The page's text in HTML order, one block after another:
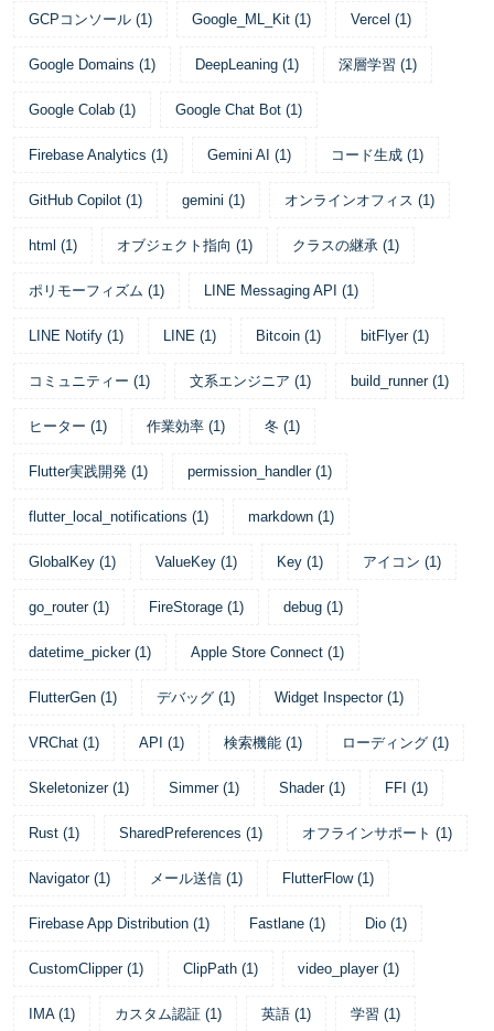
GCPコンソール (1) Google_ML_Kit (1) Vercel (1)
Google Domains (1) DeepLeaning (1) 深層学習 (1)
Google Colab (1) Google Chat Bot (1)
Firebase Analytics (1) Gemini AI (1) コード生成 (1)
GitHub Copilot (1) gemini (1) オンラインオフィス (1)
html (1) オブジェクト指向 (1) クラスの継承 (1)
ポリモーフィズム (1) LINE Messaging API (1)
LINE Notify (1) LINE (1) Bitcoin (1) bitFlyer (1)
コミュニティー (1) 文系エンジニア (1) build_runner (1)
ヒーター (1) 作業効率 (1) 冬 (1)
Flutter実践開発 (1) permission_handler (1)
flutter_local_notifications (1) markdown (1)
GlobalKey (1) ValueKey (1) Key (1) アイコン (1)
go_router (1) FireStorage (1) debug (1)
datetime_picker (1) Apple Store Connect (1)
FlutterGen (1) デバッグ (1) Widget Inspector (1)
VRChat (1) API (1) 検索機能 (1) ローディング (1)
Skeletonizer (1) Simmer (1) Shader (1) FFI (1)
Rust (1) SharedPreferences (1) オフラインサポート (1)
Navigator (1) メール送信 (1) FlutterFlow (1)
Firebase App Distribution (1) Fastlane (1) Dio (1)
CustomClipper (1) ClipPath (1) video_player (1)
IMA (1) カスタム認証 (1) 英語 (1) 学習 (1)